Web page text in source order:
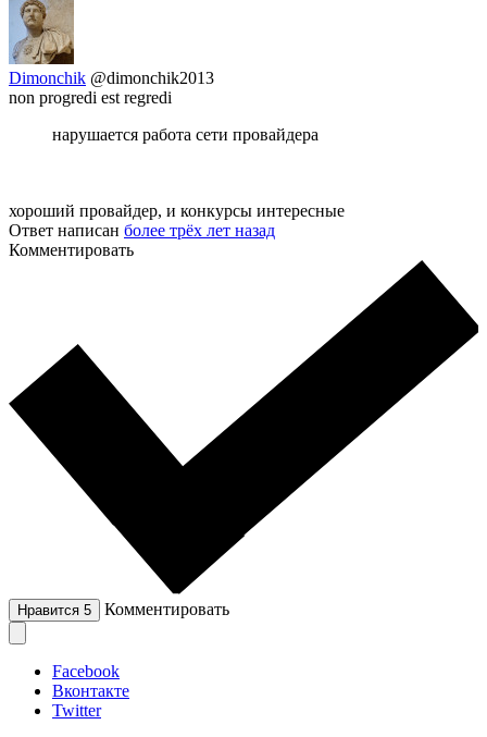
Dimonchik @dimonchik2013
non progredi est regredi
нарушается работа сети провайдера
хороший провайдер, и конкурсы интересные
Ответ написан более трёх лет назад
Комментировать
Нравится 5 Комментировать
Facebook
Вконтакте
Twitter